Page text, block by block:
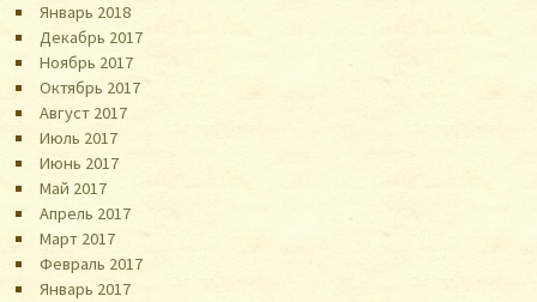
Январь 2018
Декабрь 2017
Ноябрь 2017
Октябрь 2017
Август 2017
Июль 2017
Июнь 2017
Май 2017
Апрель 2017
Март 2017
Февраль 2017
Январь 2017